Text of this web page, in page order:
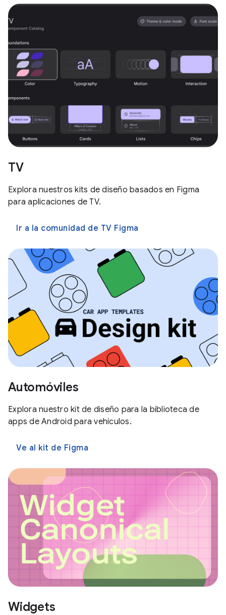
TV
Explora nuestros kits de diseño basados en Figma
para aplicaciones de TV.
Ir a la comunidad de TV Figma
Automóviles
Explora nuestro kit de diseño para la biblioteca de
apps de Android para vehículos.
Ve al kit de Figma
Widgets